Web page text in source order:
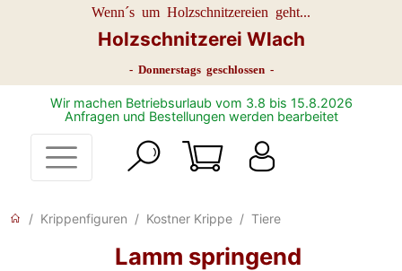
Wenn´s um Holzschnitzereien geht...
Holzschnitzerei Wlach
- Donnerstags geschlossen -
Wir machen Betriebsurlaub vom 3.8 bis 15.8.2026
Anfragen und Bestellungen werden bearbeitet
Krippenfiguren Kostner Krippe Tiere
Lamm springend